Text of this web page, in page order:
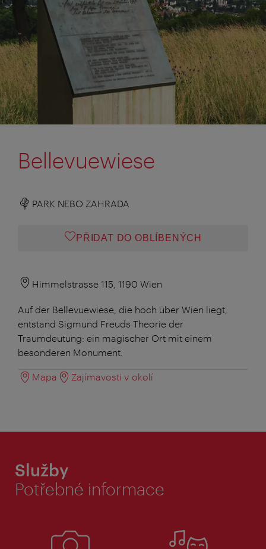
Bellevuewiese
PARK NEBO ZAHRADA
PŘIDAT DO OBLÍBENÝCH
Himmelstrasse 115, 1190 Wien
Auf der Bellevuewiese, die hoch über Wien liegt,
entstand Sigmund Freuds Theorie der
Traumdeutung: ein magischer Ort mit einem
besonderen Monument.
Mapa Zajímavosti v okolí
Služby
Potřebné informace